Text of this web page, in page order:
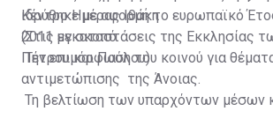
ιδρύθηκε με αφορμή το ευρωπαϊκό
2011 με σκοπό:
Την επιμόρφωση του κοινού για
αντιμετώπισης της Άνοιας.
Τη βελτίωση των υπαρχόντων μέσων
Kέντρο Ημέρας Ιθάκη
(Στις εγκαταστάσεις της Εκκλησίας
Πέτρου και Παύλου)